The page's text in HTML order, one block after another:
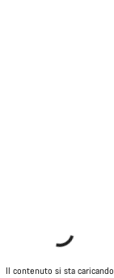
Il contenuto si sta caricando